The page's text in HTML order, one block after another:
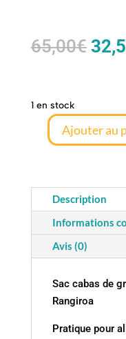
65,00€ Le
prix
1 en stock
quantité
Rangiroa
sable
Ajouter au
Description
Informations
Avis (0)
Sac cabas de
Rangiroa
Pratique pour